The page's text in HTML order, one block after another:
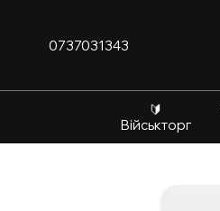
0737031343
🔰
Військторг